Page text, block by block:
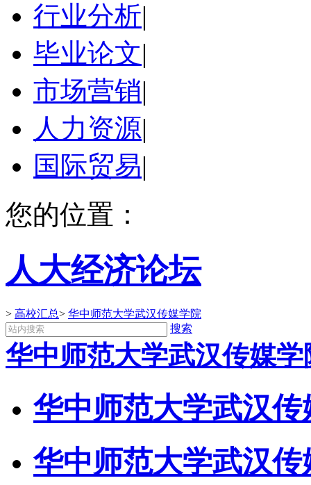
行业分析|
毕业论文|
市场营销|
人力资源|
国际贸易|
您的位置：
人大经济论坛
> 高校汇总> 华中师范大学武汉传媒学院
搜索
华中师范大学武汉传媒学
华中师范大学武汉
华中师范大学武汉